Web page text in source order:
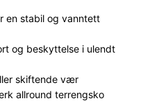
en stabil og vanntett
og beskyttelse i ulendt
skiftende vær
allround terrengsko